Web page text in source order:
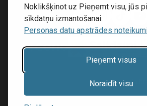
Noklikšķinot uz Pieņemt visu, jūs
sīkdatņu izmantošanai.
Personas datu apstrādes
Pieņemt visus
Noraidīt visu
Mājas lapu izstrāde: